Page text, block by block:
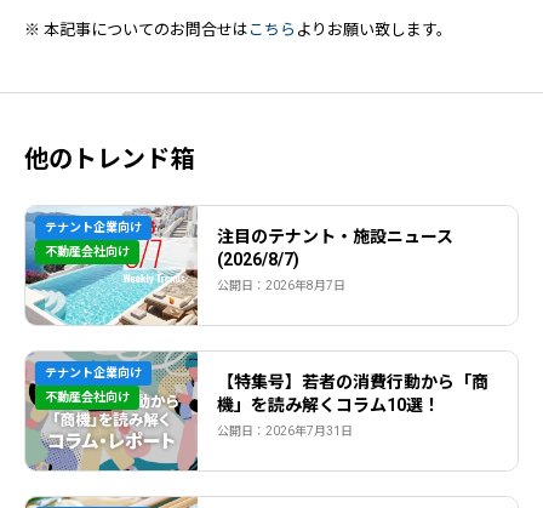
※ 本記事についてのお問合せは こちら よりお願い致します。
他のトレンド箱
注目のテナント・施設ニュース
(2026/8/7)
公開日：2026年8月7日
テナント企業向け
不動産会社向け
【特集号】若者の消費行動から「商
機」を読み解くコラム10選！
公開日：2026年7月31日
テナント企業向け
不動産会社向け